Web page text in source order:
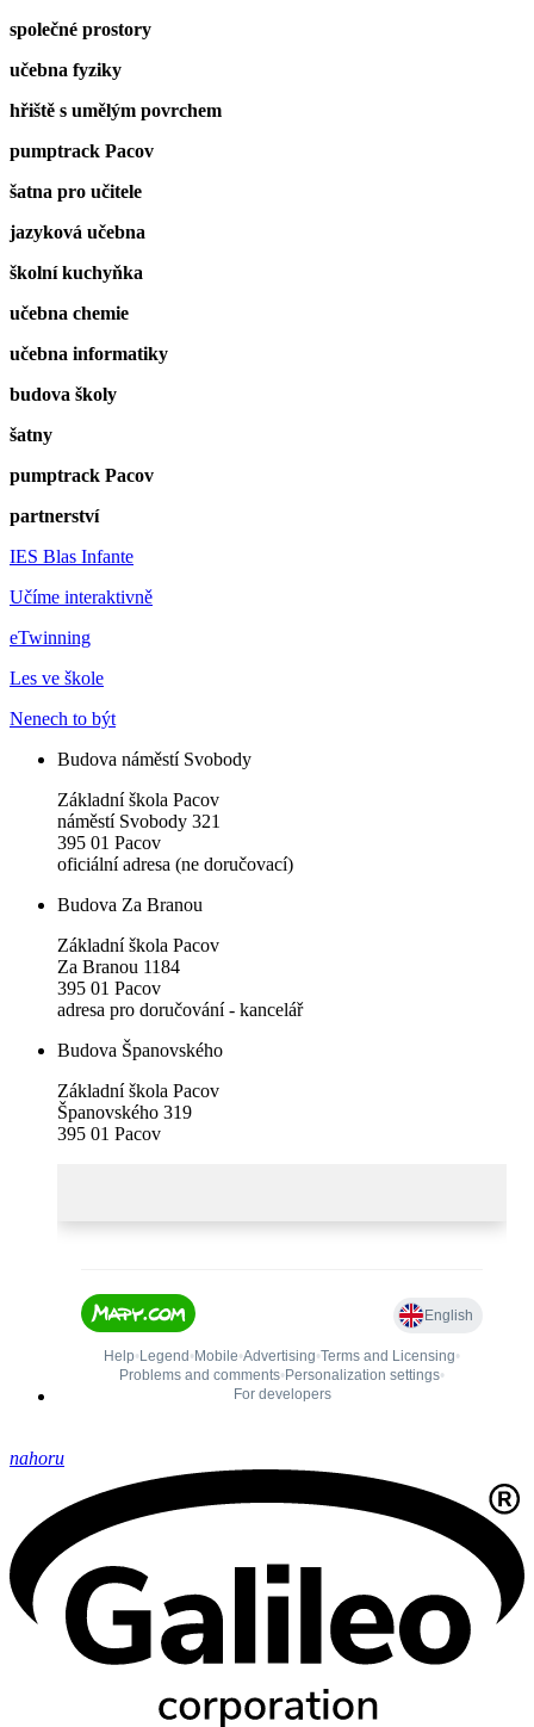
společné prostory
učebna fyziky
hřiště s umělým povrchem
pumptrack Pacov
šatna pro učitele
jazyková učebna
školní kuchyňka
učebna chemie
učebna informatiky
budova školy
šatny
pumptrack Pacov
partnerství
IES Blas Infante
Učíme interaktivně
eTwinning
Les ve škole
Nenech to být
Budova náměstí Svobody
Základní škola Pacov
náměstí Svobody 321
395 01 Pacov
oficiální adresa (ne doručovací)
Budova Za Branou
Základní škola Pacov
Za Branou 1184
395 01 Pacov
adresa pro doručování - kancelář
Budova Španovského
Základní škola Pacov
Španovského 319
395 01 Pacov
nahoru